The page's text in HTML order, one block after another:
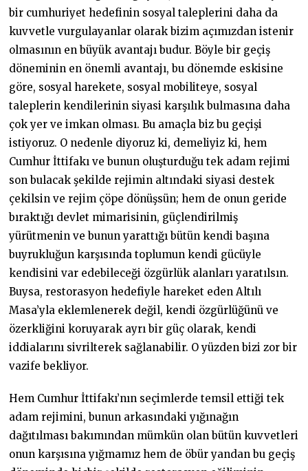
bir cumhuriyet hedefinin sosyal taleplerini daha da
kuvvetle vurgulayanlar olarak bizim açımızdan istenir
olmasının en büyük avantajı budur. Böyle bir geçiş
döneminin en önemli avantajı, bu dönemde eskisine
göre, sosyal harekete, sosyal mobiliteye, sosyal
taleplerin kendilerinin siyasi karşılık bulmasına daha
çok yer ve imkan olması. Bu amaçla biz bu geçişi
istiyoruz. O nedenle diyoruz ki, demeliyiz ki, hem
Cumhur İttifakı ve bunun oluşturduğu tek adam rejimi
son bulacak şekilde rejimin altındaki siyasi destek
çekilsin ve rejim çöpe dönüşsün; hem de onun geride
bıraktığı devlet mimarisinin, güçlendirilmiş
yürütmenin ve bunun yarattığı bütün kendi başına
buyrukluğun karşısında toplumun kendi gücüyle
kendisini var edebileceği özgürlük alanları yaratılsın.
Buysa, restorasyon hedefiyle hareket eden Altılı
Masa’yla eklemlenerek değil, kendi özgürlüğünü ve
özerkliğini koruyarak ayrı bir güç olarak, kendi
iddialarını sivrilterek sağlanabilir. O yüzden bizi zor bir
vazife bekliyor.
Hem Cumhur İttifakı’nın seçimlerde temsil ettiği tek
adam rejimini, bunun arkasındaki yığınağın
dağıtılması bakımından mümkün olan bütün kuvvetleri
onun karşısına yığmamız hem de öbür yandan bu geçiş